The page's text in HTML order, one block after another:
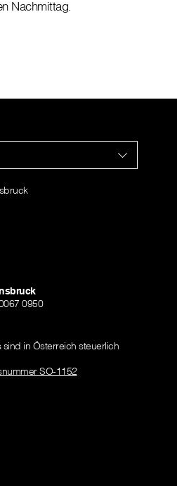
Nachmittag.
0950
in Österreich steuerlich
SO-1152